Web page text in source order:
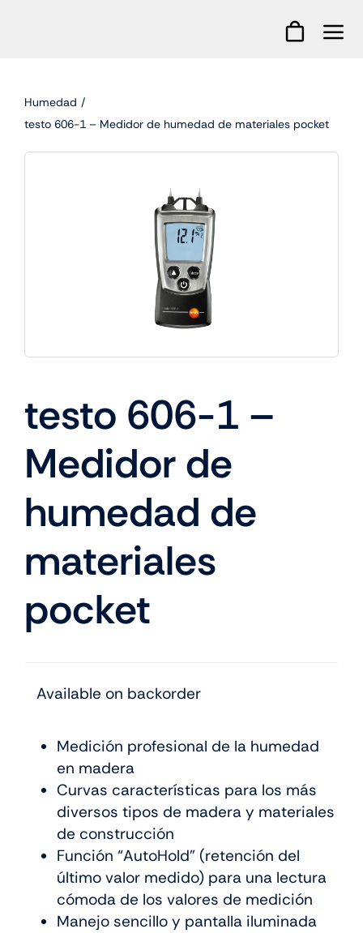
Humedad
testo 606-1 – Medidor de humedad de materiales pocket
testo 606-1 –
Medidor de
humedad de
materiales
pocket
Available on backorder
Medición profesional de la humedad
en madera
Curvas características para los más
diversos tipos de madera y materiales
de construcción
Función “AutoHold” (retención del
último valor medido) para una lectura
cómoda de los valores de medición
Manejo sencillo y pantalla iluminada